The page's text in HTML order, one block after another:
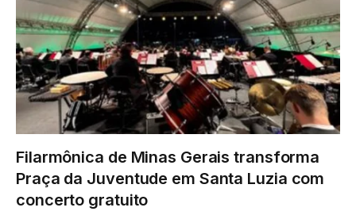
Filarmônica de Minas Gerais transforma
Praça da Juventude em Santa Luzia com
concerto gratuito